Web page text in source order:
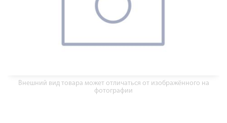
Внешний вид товара может отличаться от изображённого на
фотографии